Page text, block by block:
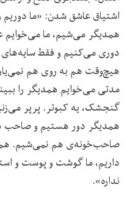
اشتیاق عاشق شدن: «ما دوریم
همدیگر می‌شیم، ما می‌خوایم
دوری می‌کنیم و فقط
هیچ‌وقت هم به ‌روی ‌هم
مدتی می‌خوایم همدیگر را
گنجشک، یه کبوتر. پرپر
همدیگر دور هستیم و صاحب
صاحب‌خونه‌ی هم نمی‌شیم.
داریم، ما گوشت و پوست و
نداره».